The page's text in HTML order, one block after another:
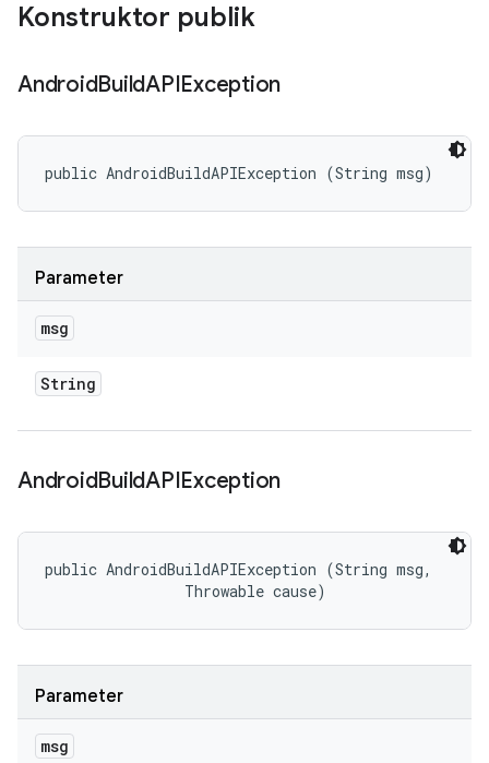
Konstruktor publik
AndroidBuildAPIException
public AndroidBuildAPIException (String msg)
Parameter
msg
String
AndroidBuildAPIException
public AndroidBuildAPIException (String msg,
                Throwable cause)
Parameter
msg